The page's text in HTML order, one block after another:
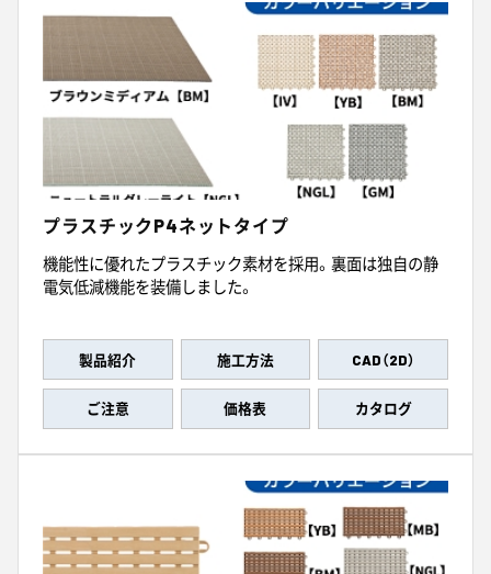
プラスチックP4ネットタイプ
機能性に優れたプラスチック素材を採用。裏面は独自の静
電気低減機能を装備しました。
製品紹介 施工方法 CAD（2D）
ご注意 価格表 カタログ